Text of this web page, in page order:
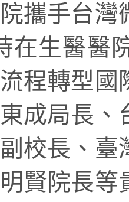
攜手台灣
在生醫醫
程轉型
成局長
校長、
賢院長